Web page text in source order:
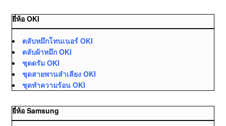
ยี่ห้อ OKI
ตลับหมึกโทนเนอร์ OKI
ตลับผ้าหมึก OKI
ชุดดรัม OKI
ชุดสายพานลำเลียง OKI
ชุดทำความร้อน OKI
ยี่ห้อ Samsung